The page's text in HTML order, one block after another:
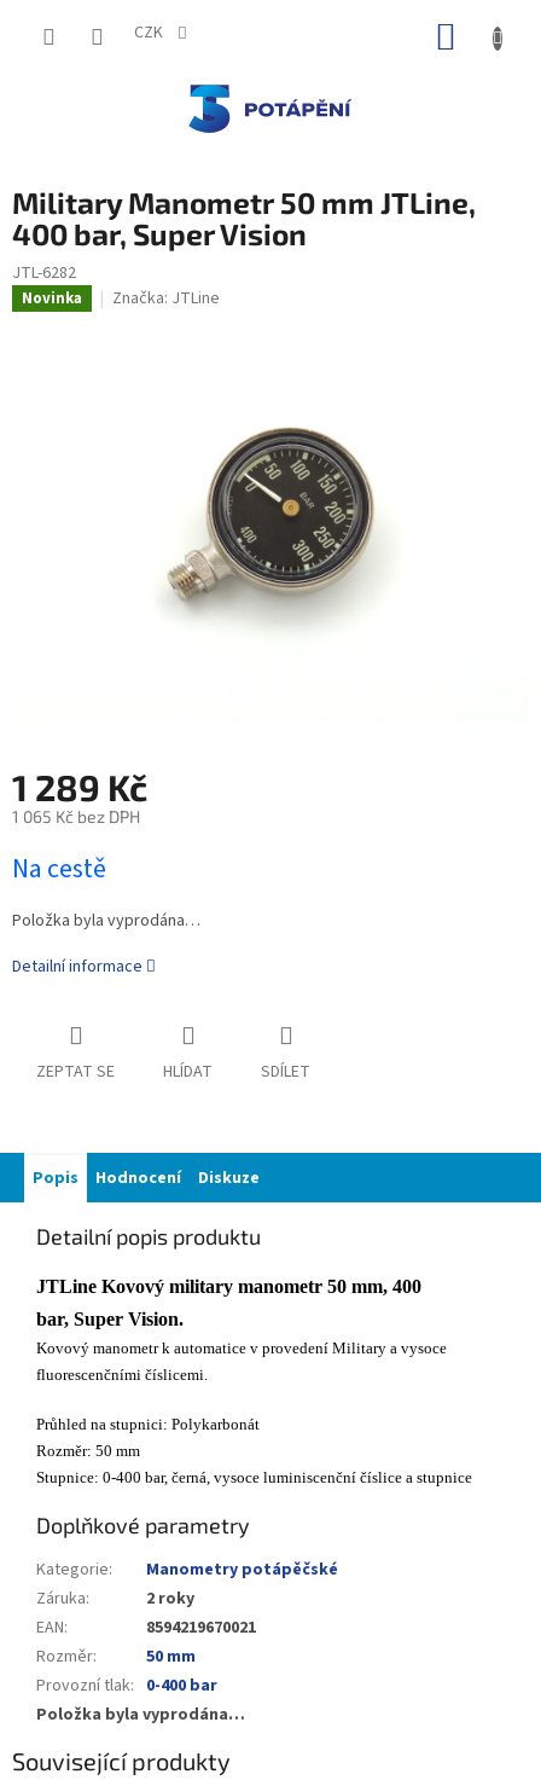
CZK
Military Manometr 50 mm JTLine,
400 bar, Super Vision
JTL-6282
Novinka Značka: JTLine
1 289 Kč
1 065 Kč bez DPH
Na cestě
Položka byla vyprodána…
Detailní informace
ZEPTAT SE HLÍDAT SDÍLET
Popis Hodnocení Diskuze
Detailní popis produktu
JTLine Kovový military manometr 50 mm, 400
bar, Super Vision.
Kovový manometr k automatice v provedení Military a vysoce
fluorescenčními číslicemi.
Průhled na stupnici: Polykarbonát
Rozměr: 50 mm
Stupnice: 0-400 bar, černá, vysoce luminiscenční číslice a stupnice
Doplňkové parametry
Kategorie:
Manometry potápěčské
Záruka:
2 roky
EAN:
8594219670021
Rozměr:
50 mm
Provozní tlak: 0-400 bar
Položka byla vyprodána…
Související produkty